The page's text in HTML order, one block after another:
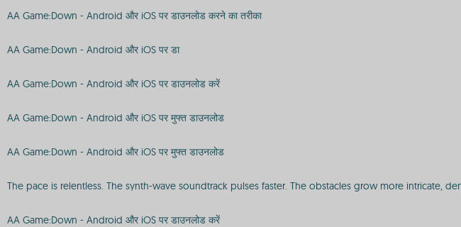
AA Game:Down - Android और iOS पर डाउनलोड करने का तरीका
AA Game:Down - Android और iOS पर डा
AA Game:Down - Android और iOS पर डाउनलोड करें
AA Game:Down - Android और iOS पर मुफ्त डाउनलोड
AA Game:Down - Android और iOS पर मुफ्त डाउनलोड
The pace is relentless. The synth-wave soundtrack pulses faster. The obstacles grow more
AA Game:Down - Android और iOS पर डाउनलोड करें